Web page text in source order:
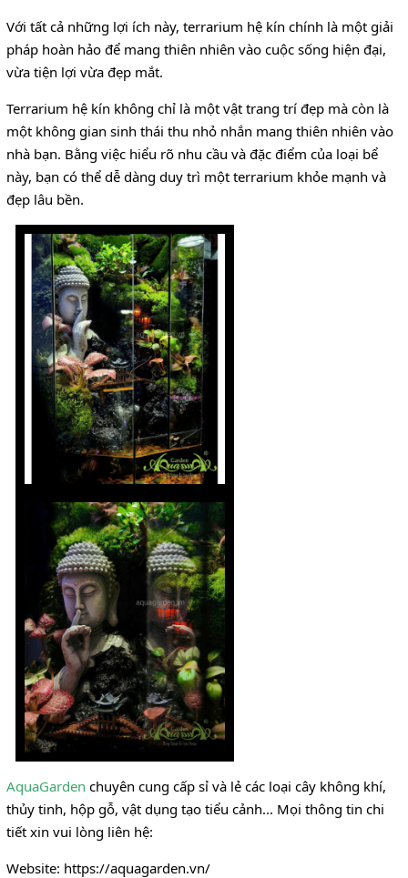
Với tất cả những lợi ích này, terrarium hệ kín chính là một giải
pháp hoàn hảo để mang thiên nhiên vào cuộc sống hiện đại,
vừa tiện lợi vừa đẹp mắt.
Terrarium hệ kín không chỉ là một vật trang trí đẹp mà còn là
một không gian sinh thái thu nhỏ nhắn mang thiên nhiên vào
nhà bạn. Bằng việc hiểu rõ nhu cầu và đặc điểm của loại bể
này, bạn có thể dễ dàng duy trì một terrarium khỏe mạnh và
đẹp lâu bền.
AquaGarden chuyên cung cấp sỉ và lẻ các loại cây không khí,
thủy tinh, hộp gỗ, vật dụng tạo tiểu cảnh... Mọi thông tin chi
tiết xin vui lòng liên hệ:
Website: https://aquagarden.vn/